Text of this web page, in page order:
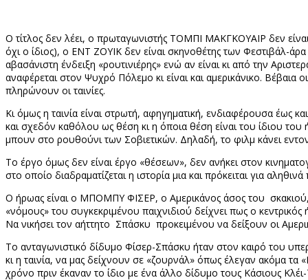
Ο τίτλος δεν λέει, ο πρωταγωνιστής ΤΟΜΠΙ ΜΑΚΓΚΟΥΑΙΡ δεν
όχι ο ίδιος), ο ΕΝΤ ΖΟΥΙΚ δεν είναι σκηνοθέτης των Φεστιβάλ-άρα
αβασάνιστη ένδειξη «ρουτινιέρης» ενώ αν είναι κι από την
αναφέρεται στον Ψυχρό Πόλεμο κι είναι και αμερικάνικο. Βέβαια
πληρώνουν οι ταινίες.
Κι όμως η ταινία είναι στρωτή, αφηγηματική, ενδιαφέρουσα έως
και σχεδόν καθόλου ως θέση κι η όποια θέση είναι του ίδιου του
μπουν στο ρουθούνι των Σοβιετικών. Δηλαδή, το φιλμ κάνει
Το έργο όμως δεν είναι έργο «θέσεων», δεν ανήκει στον
στο οποίο διαδραματίζεται η ιστορία μια και πρόκειται για
Ο ήρωας είναι ο ΜΠΟΜΠΥ ΦΙΣΕΡ, ο Αμερικάνος άσος του
«νόμους» του συγκεκριμένου παιχνιδιού δείχνει πως ο
Να νικήσει τον αήττητο Σπάσκυ προκειμένου να δείξουν οι
Το ανταγωνιστικό δίδυμο Φίσερ-Σπάσκυ ήταν στον καιρό του
κι η ταινία, να μας δείχνουν σε «ζουρνάλ» όπως έλεγαν ακόμα
χρόνο πριν έκαναν το ίδιο με ένα άλλο δίδυμο τους Κάσιους